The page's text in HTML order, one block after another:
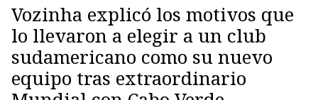
Vozinha explicó los motivos que
lo llevaron a elegir a un club
sudamericano como su nuevo
equipo tras extraordinario